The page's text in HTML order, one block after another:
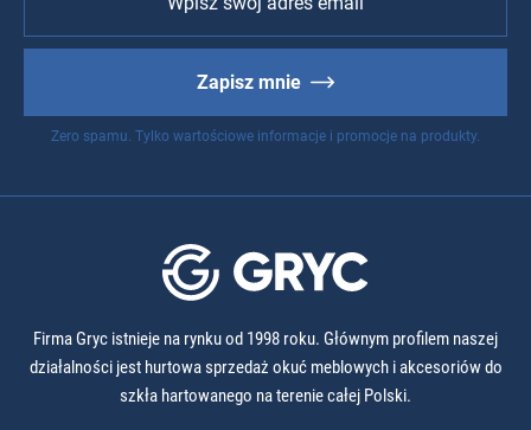
Zapisz mnie
Zero spamu. Tylko wartościowe informacje i promocje na produkty.
Firma Gryc istnieje na rynku od 1998 roku. Głównym profilem naszej
działalności jest hurtowa sprzedaż okuć meblowych i akcesoriów do
szkła hartowanego na terenie całej Polski.